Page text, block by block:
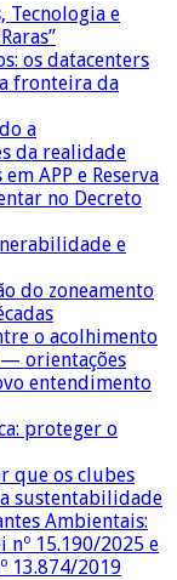
Tecnologia e
os datacenters
fronteira da
a
da realidade
APP e Reserva
no Decreto
e
do zoneamento
o acolhimento
orientações
entendimento
proteger o
que os clubes
sustentabilidade
Ambientais:
nº 15.190/2025 e
13.874/2019